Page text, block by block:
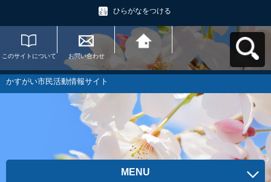
ひらがなをつける
このサイトについて お問い合わせ
かすがい市民活動情
報サイトへ戻る
かすがい市民活動情報サイト
MENU